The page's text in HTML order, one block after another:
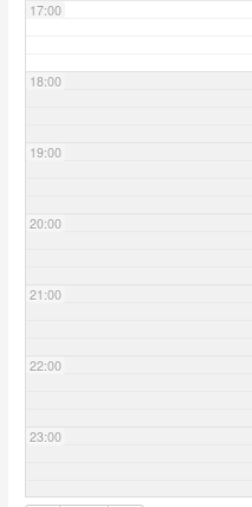
17:00
18:00
19:00
20:00
21:00
22:00
23:00